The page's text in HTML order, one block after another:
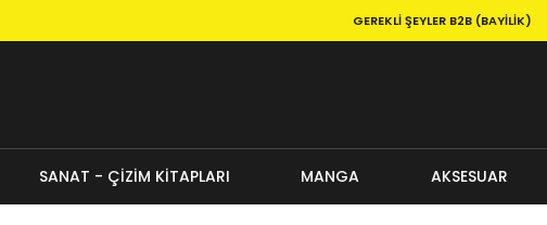
GEREKLI ŞEYLER B2B (BAYILIK)
SANAT - ÇİZİM KİTAPLARI MANGA AKSESUAR